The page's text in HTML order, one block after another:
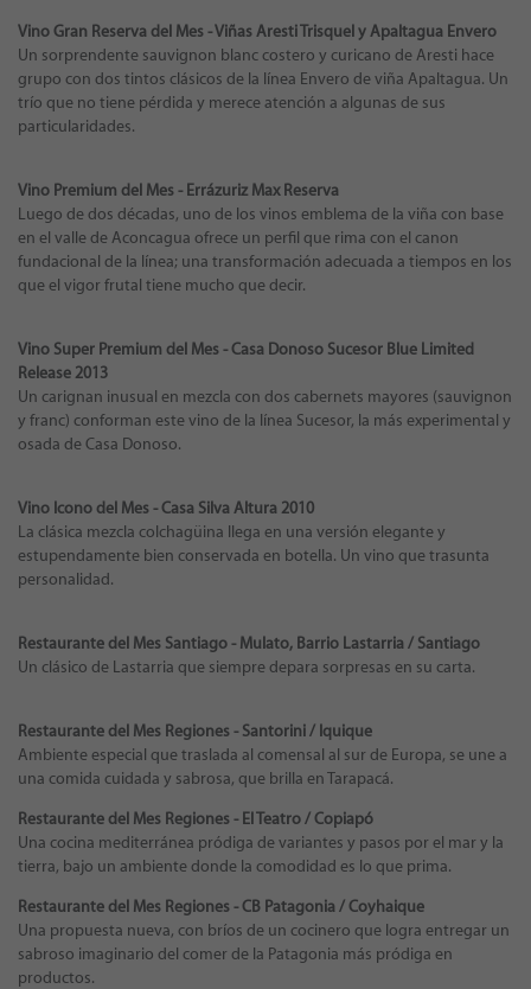
Vino Gran Reserva del Mes - Viñas Aresti Trisquel y Apaltagua Envero
Un sorprendente sauvignon blanc costero y curicano de Aresti hace
grupo con dos tintos clásicos de la línea Envero de viña Apaltagua. Un
trío que no tiene pérdida y merece atención a algunas de sus
particularidades.
Vino Premium del Mes - Errázuriz Max Reserva
Luego de dos décadas, uno de los vinos emblema de la viña con base
en el valle de Aconcagua ofrece un perfil que rima con el canon
fundacional de la línea; una transformación adecuada a tiempos en los
que el vigor frutal tiene mucho que decir.
Vino Super Premium del Mes - Casa Donoso Sucesor Blue Limited
Release 2013
Un carignan inusual en mezcla con dos cabernets mayores (sauvignon
y franc) conforman este vino de la línea Sucesor, la más experimental y
osada de Casa Donoso.
Vino Icono del Mes - Casa Silva Altura 2010
La clásica mezcla colchagüina llega en una versión elegante y
estupendamente bien conservada en botella. Un vino que trasunta
personalidad.
Restaurante del Mes Santiago - Mulato, Barrio Lastarria / Santiago
Un clásico de Lastarria que siempre depara sorpresas en su carta.
Restaurante del Mes Regiones - Santorini / Iquique
Ambiente especial que traslada al comensal al sur de Europa, se une a
una comida cuidada y sabrosa, que brilla en Tarapacá.
Restaurante del Mes Regiones - El Teatro / Copiapó
Una cocina mediterránea pródiga de variantes y pasos por el mar y la
tierra, bajo un ambiente donde la comodidad es lo que prima.
Restaurante del Mes Regiones - CB Patagonia / Coyhaique
Una propuesta nueva, con bríos de un cocinero que logra entregar un
sabroso imaginario del comer de la Patagonia más pródiga en
productos.